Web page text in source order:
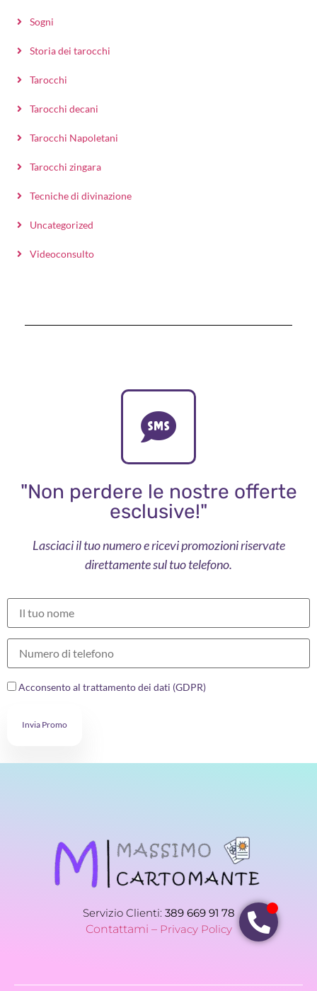
Sogni
Storia dei tarocchi
Tarocchi
Tarocchi decani
Tarocchi Napoletani
Tarocchi zingara
Tecniche di divinazione
Uncategorized
Videoconsulto
"Non perdere le nostre offerte
esclusive!"
Lasciaci il tuo numero e ricevi promozioni riservate
direttamente sul tuo telefono.
Acconsento al trattamento dei dati (GDPR)
Invia Promo
Servizio Clienti: 389 669 91 78
Contattami – Privacy Policy